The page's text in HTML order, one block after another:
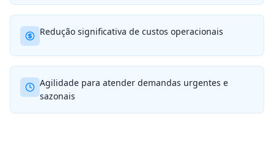
Redução significativa de custos operacionais
Agilidade para atender demandas urgentes e
sazonais